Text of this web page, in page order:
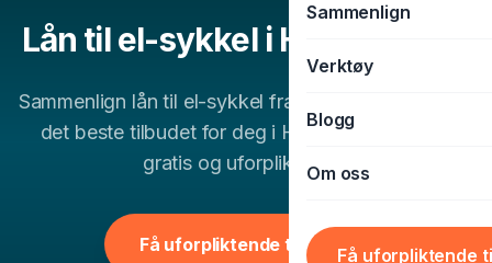
MC-lån
BOLIG & LIVSSTIL
Sammenlign
Verktøy
Blogg
Om oss
Få uforpliktende
Lån til el-sykkeli Hammerfest
Sammenlign lån til el-sykkel fra flere banker og finn
det beste tilbudet for deg i Hammerfest
gratis og uforpliktende.
Få uforpliktende tilbud